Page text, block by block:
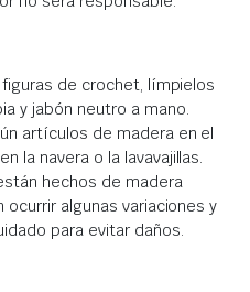
de crochet, límpielos
y jabón neutro a mano.
artículos de madera en el
la navera o la lavavajillas.
hechos de madera
algunas variaciones y
para evitar daños.